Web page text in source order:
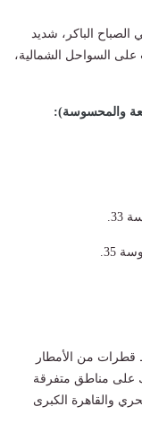
الباكر، شديد
السواحل الشمالية،
والمحسوسة):
قطرات من الأمطار
على مناطق متفرقة
والقاهرة الكبرى